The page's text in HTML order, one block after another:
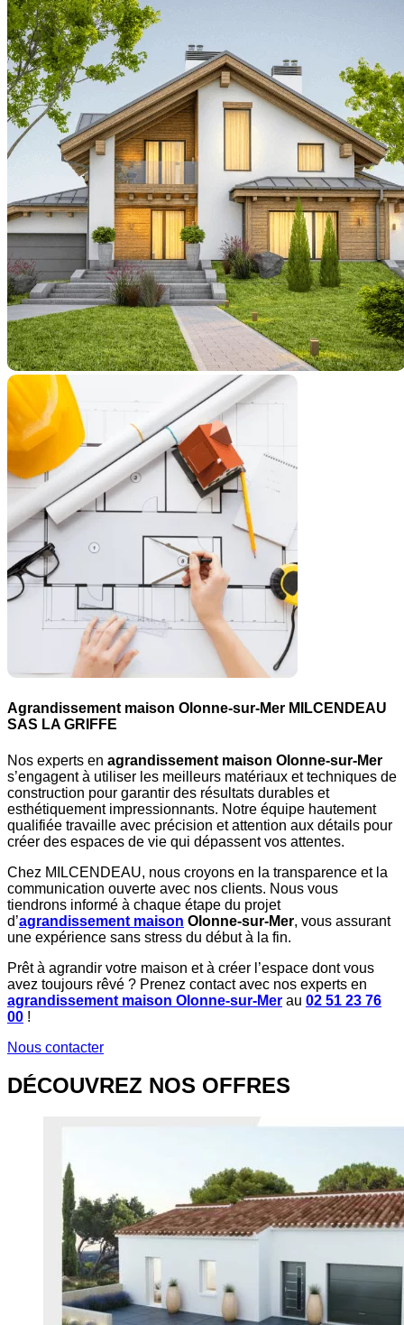
Agrandissement maison Olonne-sur-Mer MILCENDEAU
SAS LA GRIFFE
Nos experts en agrandissement maison Olonne-sur-Mer
s’engagent à utiliser les meilleurs matériaux et techniques de
construction pour garantir des résultats durables et
esthétiquement impressionnants. Notre équipe hautement
qualifiée travaille avec précision et attention aux détails pour
créer des espaces de vie qui dépassent vos attentes.
Chez MILCENDEAU, nous croyons en la transparence et la
communication ouverte avec nos clients. Nous vous
tiendrons informé à chaque étape du projet
d’agrandissement maison Olonne-sur-Mer, vous assurant
une expérience sans stress du début à la fin.
Prêt à agrandir votre maison et à créer l’espace dont vous
avez toujours rêvé ? Prenez contact avec nos experts en
agrandissement maison Olonne-sur-Mer au 02 51 23 76
00 !
Nous contacter
DÉCOUVREZ NOS OFFRES​